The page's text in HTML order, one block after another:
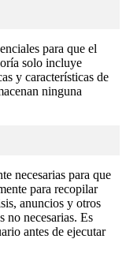
para que el
solo incluye
y características de
ninguna
necesarias para que
para recopilar
anuncios y otros
no necesarias. Es
antes de ejecutar